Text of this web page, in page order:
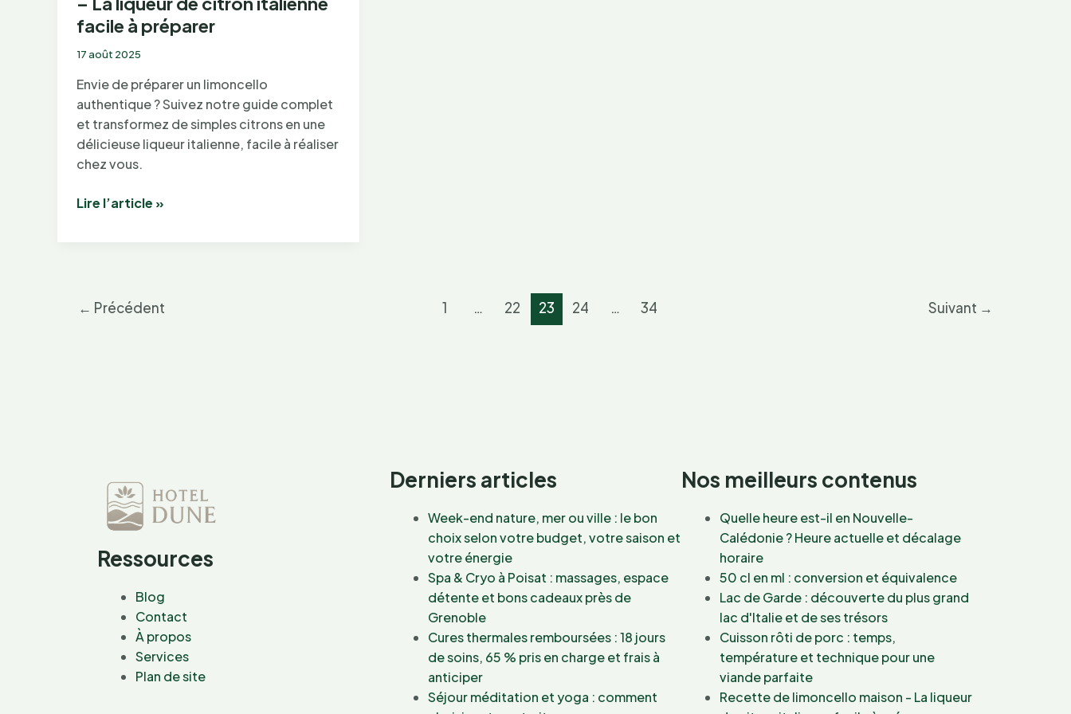
facile à préparer
17 août 2025
Envie de préparer un limoncello
authentique ? Suivez notre guide complet
et transformez de simples citrons en une
délicieuse liqueur italienne, facile à réaliser
chez vous.
Recette
Lire l’article »
← Précédent 1 … 22 23 24 … 34 Suivant →
Ressources
Blog
Contact
À propos
Services
Plan de site
Derniers articles
Week-end nature, mer ou ville : le bon
choix selon votre budget, votre saison et
votre énergie
Spa & Cryo à Poisat : massages, espace
détente et bons cadeaux près de
Grenoble
Cures thermales remboursées : 18 jours
de soins, 65 % pris en charge et frais à
anticiper
Séjour méditation et yoga : comment
Nos meilleurs contenus
Quelle heure est-il en Nouvelle-
Calédonie ? Heure actuelle et décalage
horaire
50 cl en ml : conversion et équivalence
Lac de Garde : découverte du plus grand
lac d'Italie et de ses trésors
Cuisson rôti de porc : temps,
température et technique pour une
viande parfaite
Recette de limoncello maison - La liqueur